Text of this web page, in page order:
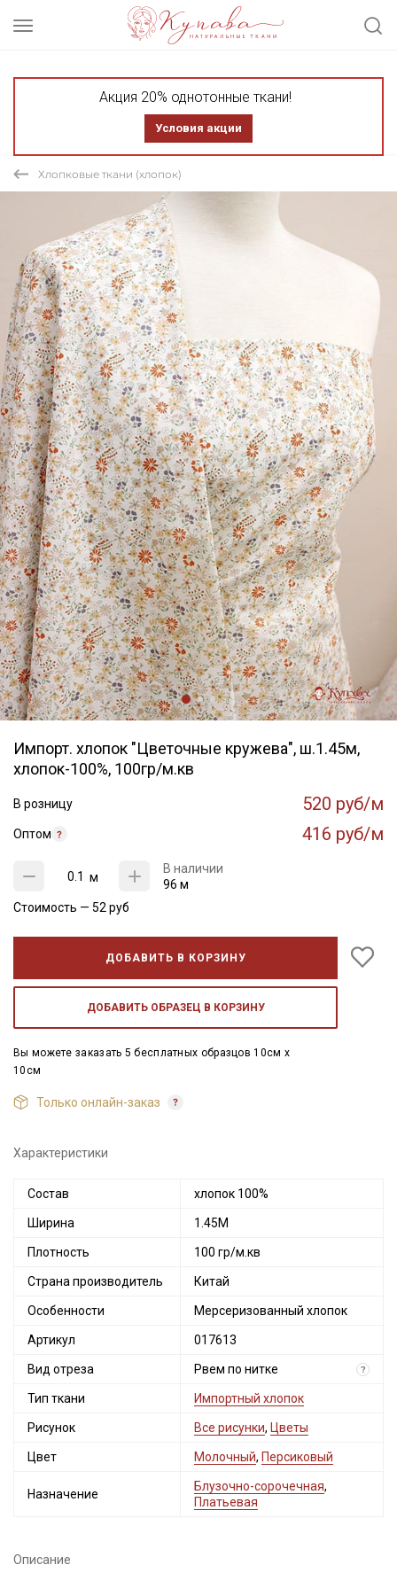
Акция 20% однотонные ткани!
Условия акции
Хлопковые ткани (хлопок)
Импорт. хлопок "Цветочные кружева", ш.1.45м,
хлопок-100%, 100гр/м.кв
В розницу 520 руб/м
Оптом 416 руб/м
м
В наличии
96 м
Стоимость — 52 руб
ДОБАВИТЬ В КОРЗИНУ
ДОБАВИТЬ ОБРАЗЕЦ В КОРЗИНУ
Вы можете заказать 5 бесплатных образцов 10см x
10см
Только онлайн-заказ
Характеристики
Состав хлопок 100%
Ширина 1.45М
Плотность 100 гр/м.кв
Страна производитель Китай
Особенности Мерсеризованный хлопок
Артикул 017613
Вид отреза Рвем по нитке ?
Тип ткани Импортный хлопок
Рисунок Все рисунки, Цветы
Цвет Молочный, Персиковый
Назначение
Блузочно-сорочечная,
Платьевая
Описание